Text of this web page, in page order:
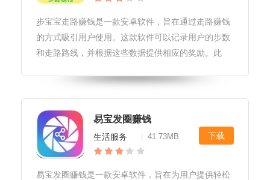
步宝宝走路赚钱是一款安卓软件，旨在通过走路赚钱
的方式吸引用户使用。这款软件可以记录用户的步数
和走路路线，并根据这些数据提供相应的奖励。此
更好地保持健康生活方式。软件特色1.走路赚钱：用
户可以通过走路来赚取步数，并兑
易宝发圈赚钱
生活服务 41.73MB 下载
易宝发圈赚钱是一款安卓软件，旨在为用户提供轻松